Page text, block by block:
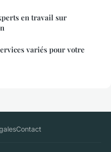
en travail sur
variés pour votre
Contact